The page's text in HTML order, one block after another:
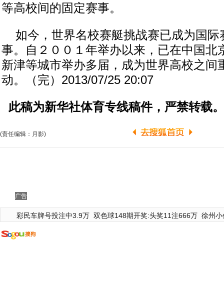
等高校间的固定赛事。
如今，世界名校赛艇挑战赛已成为国际
事。自２００１年举办以来，已在中国北
新津等城市举办多届，成为世界高校之间
动。（完）2013/07/25 20:07
此稿为新华社体育专线稿件，严禁转载。
(责任编辑：月影)
广告
彩民车牌号投注中3.9万 双色球148期开奖:头奖11注666万 徐州